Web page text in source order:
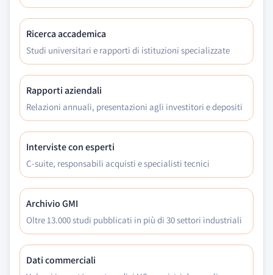
Ricerca accademica
Studi universitari e rapporti di istituzioni specializzate
Rapporti aziendali
Relazioni annuali, presentazioni agli investitori e depositi
Interviste con esperti
C-suite, responsabili acquisti e specialisti tecnici
Archivio GMI
Oltre 13.000 studi pubblicati in più di 30 settori industriali
Dati commerciali